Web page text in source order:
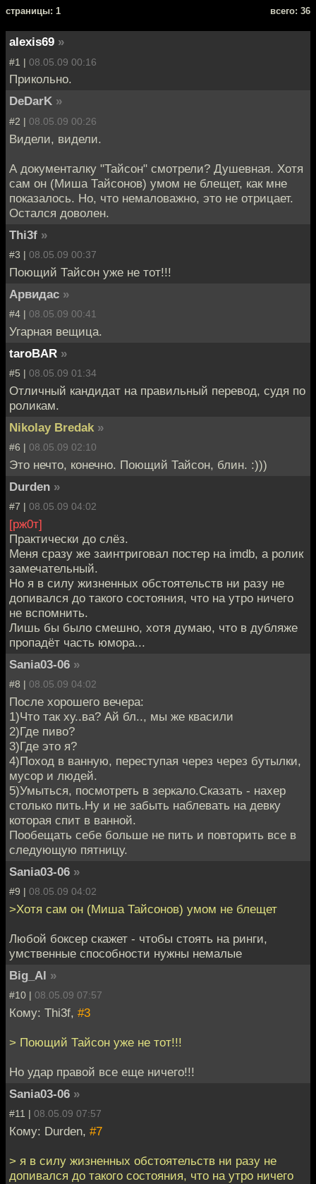
cтраницы: 1 всего: 36
alexis69 »
#1 | 08.05.09 00:16
Прикольно.
DeDarK »
#2 | 08.05.09 00:26
Видели, видели.
А документалку "Тайсон" смотрели? Душевная. Хотя
сам он (Миша Тайсонов) умом не блещет, как мне
показалось. Но, что немаловажно, это не отрицает.
Остался доволен.
Thi3f »
#3 | 08.05.09 00:37
Поющий Тайсон уже не тот!!!
Арвидас »
#4 | 08.05.09 00:41
Угарная вещица.
taroBAR »
#5 | 08.05.09 01:34
Отличный кандидат на правильный перевод, судя по
роликам.
Nikolay Bredak »
#6 | 08.05.09 02:10
Это нечто, конечно. Поющий Тайсон, блин. :)))
Durden »
#7 | 08.05.09 04:02
[рж0т]
Практически до слёз.
Меня сразу же заинтриговал постер на imdb, а ролик
замечательный.
Но я в силу жизненных обстоятельств ни разу не
допивался до такого состояния, что на утро ничего
не вспомнить.
Лишь бы было смешно, хотя думаю, что в дубляже
пропадёт часть юмора...
Sania03-06 »
#8 | 08.05.09 04:02
После хорошего вечера:
1)Что так ху..ва? Ай бл.., мы же квасили
2)Где пиво?
3)Где это я?
4)Поход в ванную, переступая через через бутылки,
мусор и людей.
5)Умыться, посмотреть в зеркало.Сказать - нахер
столько пить.Ну и не забыть наблевать на девку
которая спит в ванной.
Пообещать себе больше не пить и повторить все в
следующую пятницу.
Sania03-06 »
#9 | 08.05.09 04:02
>Хотя сам он (Миша Тайсонов) умом не блещет
Любой боксер скажет - чтобы стоять на ринги,
умственные способности нужны немалые
Big_Al »
#10 | 08.05.09 07:57
Кому: Thi3f, #3
> Поющий Тайсон уже не тот!!!
Но удар правой все еще ничего!!!
Sania03-06 »
#11 | 08.05.09 07:57
Кому: Durden, #7
> я в силу жизненных обстоятельств ни разу не
допивался до такого состояния, что на утро ничего